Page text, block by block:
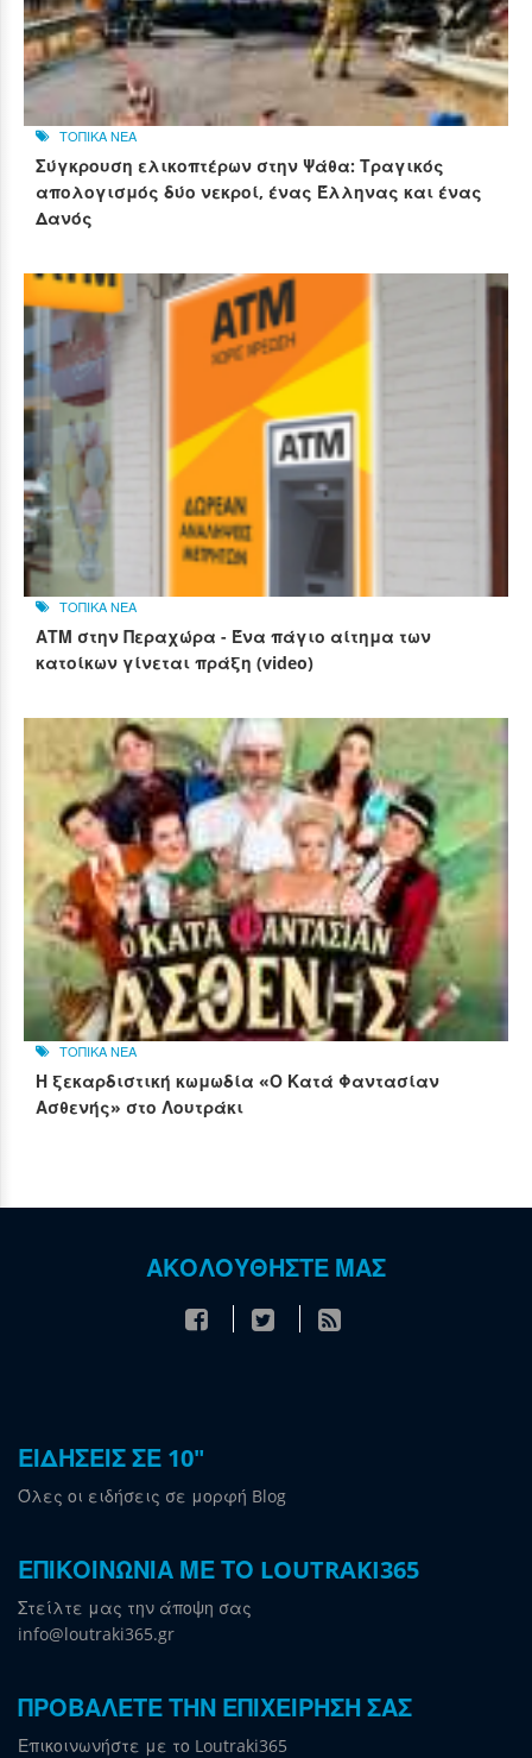
ΤΟΠΙΚΑ ΝΕΑ
Σύγκρουση ελικοπτέρων στην Ψάθα: Τραγικός
απολογισμός δύο νεκροί, ένας Έλληνας και ένας
Δανός
ΤΟΠΙΚΑ ΝΕΑ
ΑΤΜ στην Περαχώρα - Ένα πάγιο αίτημα των
κατοίκων γίνεται πράξη (video)
ΤΟΠΙΚΑ ΝΕΑ
Η ξεκαρδιστική κωμωδία «Ο Κατά Φαντασίαν
Ασθενής» στο Λουτράκι
ΑΚΟΛΟΥΘΗΣΤΕ ΜΑΣ
ΕΙΔΗΣΕΙΣ ΣΕ 10"
Όλες οι ειδήσεις σε μορφή Blog
ΕΠΙΚΟΙΝΩΝΙΑ ΜΕ ΤΟ LOUTRAKI365
Στείλτε μας την άποψη σας
info@loutraki365.gr
ΠΡΟΒΑΛΕΤΕ ΤΗΝ ΕΠΙΧΕΙΡΗΣΗ ΣΑΣ
Επικοινωνήστε με το Loutraki365